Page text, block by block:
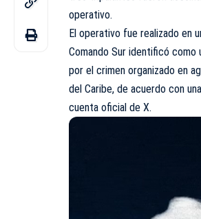
operativo.
El operativo fue realizado en
Comando Sur identificó como
por el crimen organizado en
del Caribe, de acuerdo con
cuenta oficial de X.